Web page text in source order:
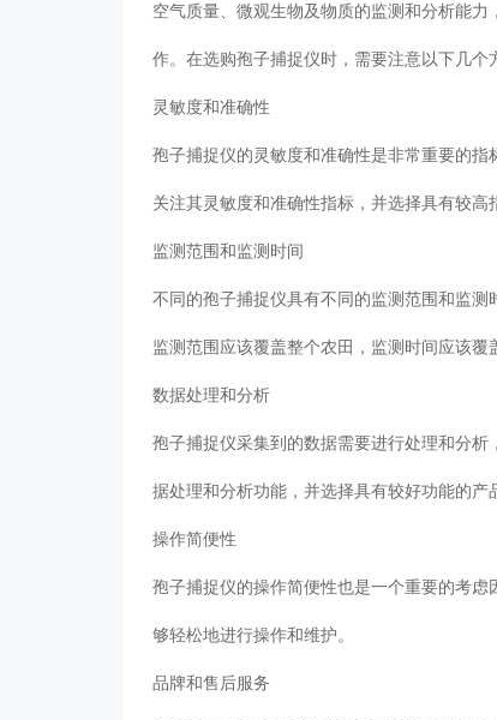
空气质量、微观生物及物质的监测和分析能
作。在选购孢子捕捉仪时，需要注意以下几个
灵敏度和准确性
孢子捕捉仪的灵敏度和准确性是非常重要的
关注其灵敏度和准确性指标，并选择具有较高
监测范围和监测时间
不同的孢子捕捉仪具有不同的监测范围和监
监测范围应该覆盖整个农田，监测时间应该覆
数据处理和分析
孢子捕捉仪采集到的数据需要进行处理和分
据处理和分析功能，并选择具有较好功能的产
操作简便性
孢子捕捉仪的操作简便性也是一个重要的考
够轻松地进行操作和维护。
品牌和售后服务